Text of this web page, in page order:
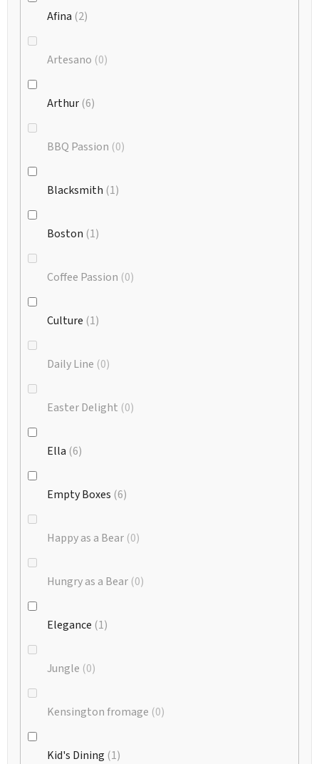
Afina 2
Artesano 0
Arthur 6
BBQ Passion 0
Blacksmith 1
Boston 1
Coffee Passion 0
Culture 1
Daily Line 0
Easter Delight 0
Ella 6
Empty Boxes 6
Happy as a Bear 0
Hungry as a Bear 0
Elegance 1
Jungle 0
Kensington fromage 0
Kid's Dining 1